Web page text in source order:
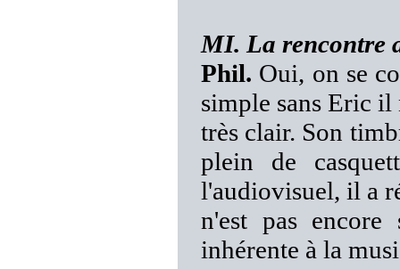
MI. La rencontre
Phil. Oui, on se
simple sans Eric
très clair. Son
plein de
l'audiovisuel, il a
n'est pas encore
inhérente à la